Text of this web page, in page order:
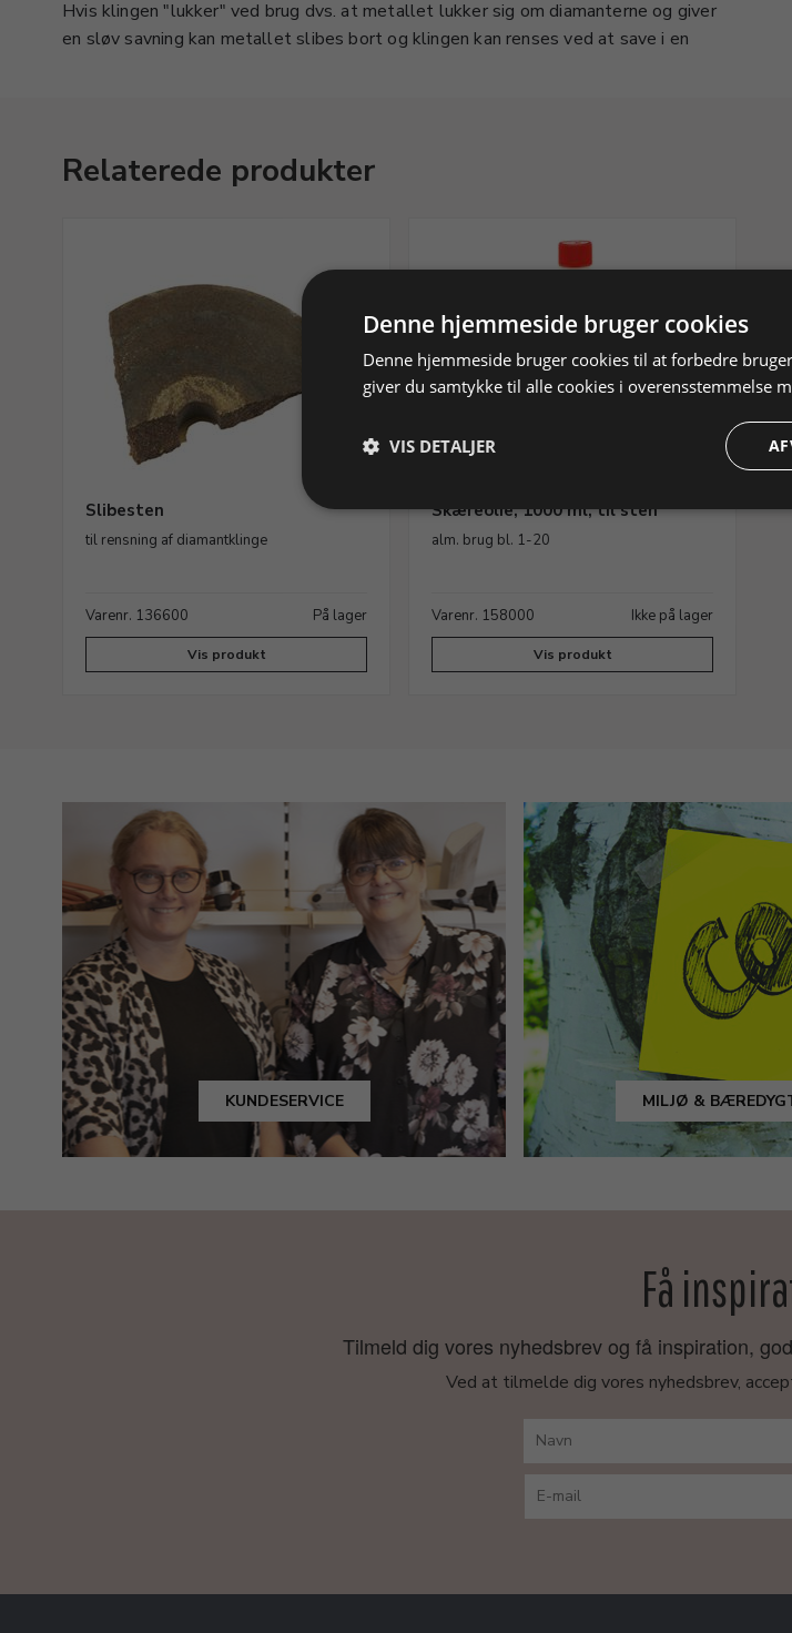
Hvis klingen "lukker" ved brug dvs. at metallet lukker sig om diamanterne og giver
en sløv savning kan metallet slibes bort og klingen kan renses ved at save i en
Relaterede produkter
Slibesten
til rensning af diamantklinge
Varenr. 136600 På lager
Vis produkt
Skæreolie, 1000 ml, til sten
alm. brug bl. 1-20
Varenr. 158000 Ikke på lager
Vis produkt
KUNDESERVICE MILJØ &
Få
Tilmeld dig vores nyhedsbrev og få inspiration,
Ved at tilmelde dig vores nyhedsbrev,
Denne hjemmeside bruger cookies
Denne hjemmeside bruger cookies til at forbedre
giver du samtykke til alle cookies i overensstemmelse
VIS DETALJER